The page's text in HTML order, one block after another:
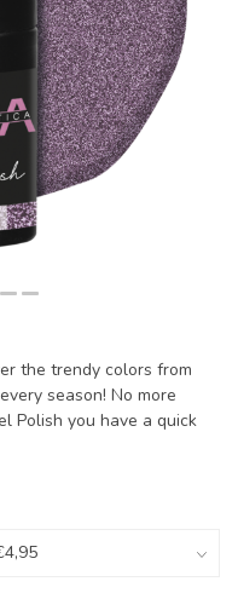
the trendy colors from
season! No more
Polish you have a quick